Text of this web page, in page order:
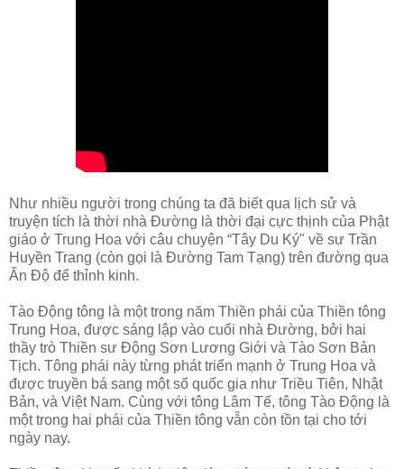
Như nhiều người trong chúng ta đã biết qua lịch sử và
truyện tích là thời nhà Đường là thời đại cực thịnh của Phật
giáo ở Trung Hoa với câu chuyện “Tây Du Ký" về sư Trần
Huyền Trang (còn gọi là Đường Tam Tạng) trên đường qua
Ấn Độ để thỉnh kinh.
Tào Động tông là một trong năm Thiền phái của Thiền tông
Trung Hoa, được sáng lập vào cuối nhà Đường, bởi hai
thầy trò Thiền sư Động Sơn Lương Giới và Tào Sơn Bản
Tịch. Tông phái này từng phát triển mạnh ở Trung Hoa và
được truyền bá sang một số quốc gia như Triều Tiên, Nhật
Bản, và Việt Nam. Cùng với tông Lâm Tế, tông Tào Động là
một trong hai phái của Thiền tông vẫn còn tồn tại cho tới
ngày nay.